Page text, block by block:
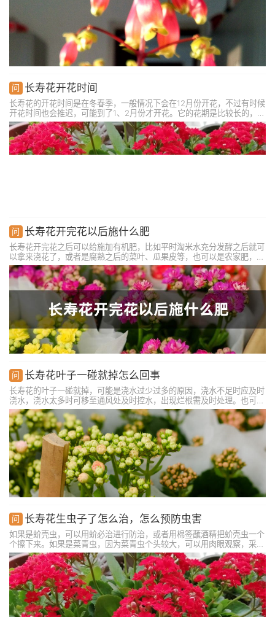
长寿花开花时间
长寿花的开花时间是在冬春季，一般情况下会在12月份开花，不过有时候
开花时间也会推迟，可能到了1、2月份才开花。它的花期是比较长的，能
持续开放到春季的5月份。在它开花的时候，花朵是分批开放的，通常每
朵花能开半月左右，在开花期间管理得当，花期是会延长的。
长寿花开完花以后施什么肥
长寿花开完花之后可以给施加有机肥，比如平时淘米水充分发酵之后就可
以拿来浇花了，或者是腐熟之后的菜叶、瓜果皮等，也可以是农家肥，比
如羊粪、牛粪、猪粪等。除了适当的给它补充养分让植株复壮之外，还需
要把它开败的花朵及时剪掉，避免持续消耗养分，也可以适当的修剪植
株。
长寿花叶子一碰就掉怎么回事
长寿花的叶子一碰就掉，可能是浇水过少过多的原因，浇水不足时应及时
浇水，浇水太多时可移至通风处及时控水，出现烂根需及时处理。也可能
是缺少阳光的原因，可移到光线良好的位置，保持充足的阳光。还可能是
病虫害的原因，剪掉病虫枝叶，对应喷洒杀菌药物和杀虫剂。或可能是通
风不良的原因，需加强通风。
长寿花生虫子了怎么治，怎么预防虫害
如果是蚧壳虫，可以用蚧必治进行防治，或者用棉签蘸酒精把蚧壳虫一个
个擦下来。如果是菜青虫，因为菜青虫个头较大，可以用肉眼观察，采用
人工抓取的方法消灭虫害。如果是红蜘蛛，可以用哒螨灵和爱卡螨轮换施
用，杀灭害虫。如果是蚜虫，可以用氧化乐果防治，或者用稀释好的醋水
和洗洁精水，每隔3天给花喷一次。